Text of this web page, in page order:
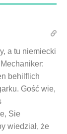
a tu niemiecki
behilflich
Gość wie,
Sie
wiedział, że